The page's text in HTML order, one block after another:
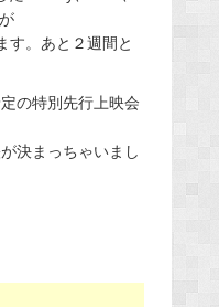
す。あと２週間と
の特別先行上映会
決まっちゃいまし